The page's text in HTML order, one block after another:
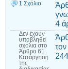
1 Σχόλιο
4
Δεν έχουν
υποβληθεί
σχόλια στο
Άρθρο 61
Κατάργηση
της